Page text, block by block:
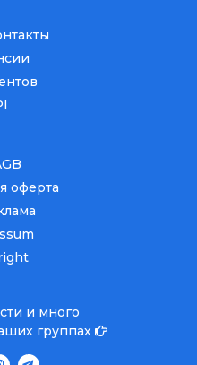
оферта
и много
группах